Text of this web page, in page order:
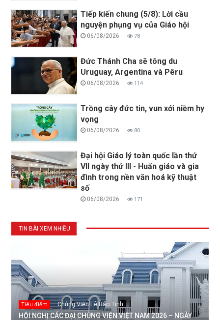
Tiếp kiến chung (5/8): Lời cầu
nguyện phụng vụ của Giáo hội
06/08/2026 78
Đức Thánh Cha sẽ tông du
Uruguay, Argentina và Pêru
06/08/2026 114
Trồng cây đức tin, vun xới niềm hy
vọng
06/08/2026 80
Đại hội Giáo lý toàn quốc lần thứ
VII ngày thứ III - Huấn giáo và gia
đình trong nền văn hoá kỹ thuật
số
06/08/2026 171
TIN BÀI XEM NHIỀU
Tiêu điểm Chủng Viện Lê Bảo Tịnh
HỘI NGHỊ CÁC ĐẠI CHỦNG VIỆN VIỆT NAM 2026 – NGÀY